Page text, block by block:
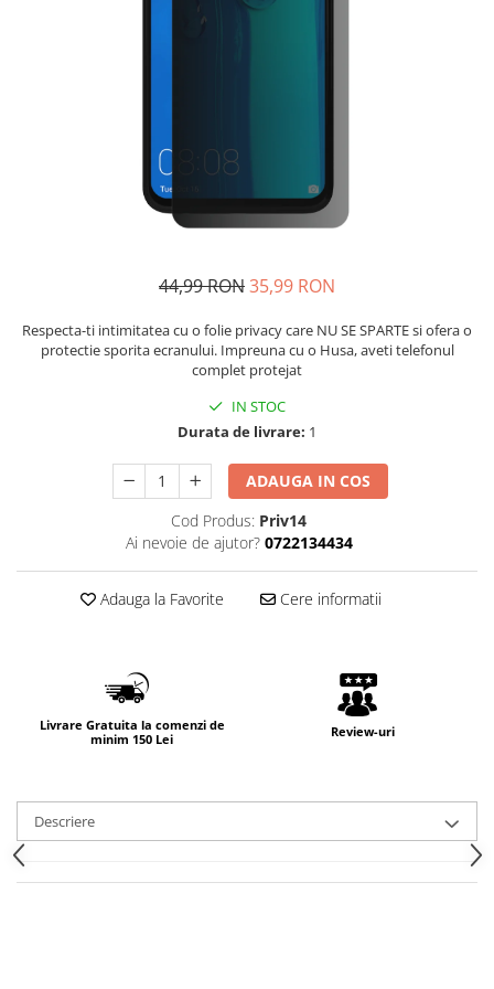
44,99 RON35,99 RON
Respecta-ti intimitatea cu o folie privacy care NU SE SPARTE si ofera o
protectie sporita ecranului. Impreuna cu o Husa, aveti telefonul
complet protejat
IN STOC
Durata de livrare: 1
ADAUGA IN COS
Cod Produs: Priv14
Ai nevoie de ajutor? 0722134434
Adauga la Favorite Cere informatii
Livrare Gratuita la comenzi de
minim 150 Lei
Review-uri
Descriere